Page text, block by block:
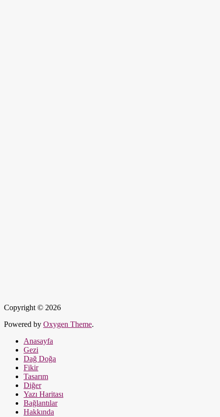
Copyright © 2026
Powered by Oxygen Theme.
Anasayfa
Gezi
Dağ Doğa
Fikir
Tasarım
Diğer
Yazı Haritası
Bağlantılar
Hakkında